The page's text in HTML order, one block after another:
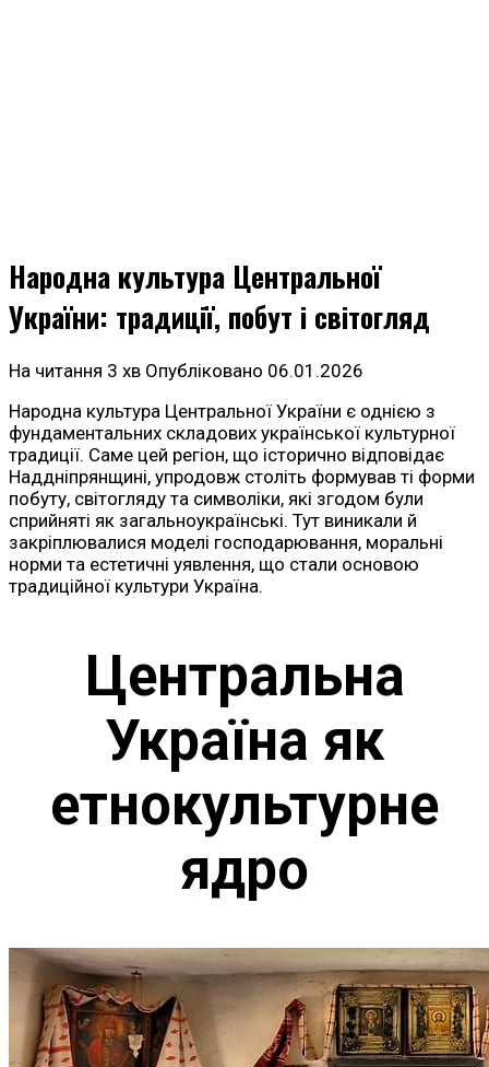
Народна культура Центральної
України: традиції, побут і світогляд
На читання 3 хв Опубліковано 06.01.2026
Народна культура Центральної України є однією з
фундаментальних складових української культурної
традиції. Саме цей регіон, що історично відповідає
Наддніпрянщині, упродовж століть формував ті форми
побуту, світогляду та символіки, які згодом були
сприйняті як загальноукраїнські. Тут виникали й
закріплювалися моделі господарювання, моральні
норми та естетичні уявлення, що стали основою
традиційної культури Україна.
Центральна
Україна як
етнокультурне
ядро